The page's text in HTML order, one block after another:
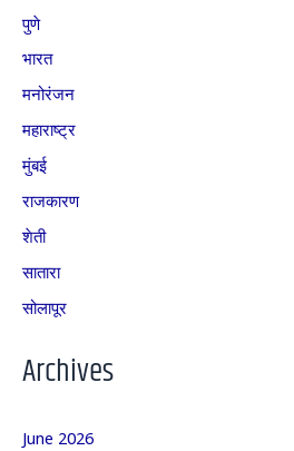
पुणे
भारत
मनोरंजन
महाराष्ट्र
मुंबई
राजकारण
शेती
सातारा
सोलापूर
Archives
June 2026